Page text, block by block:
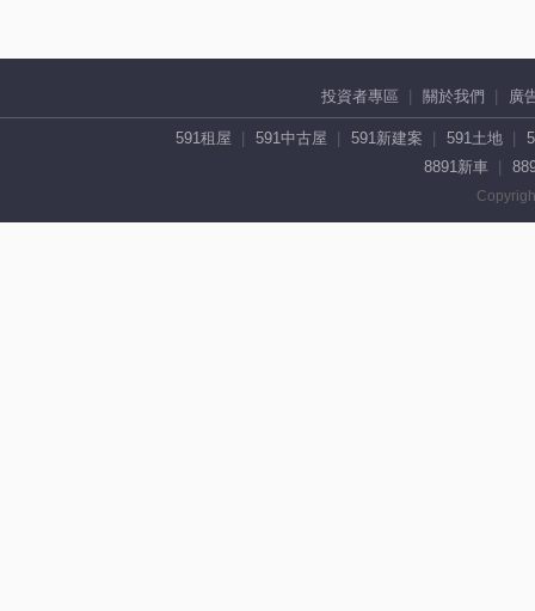
投資者專區 關於我們 廣
591租屋 591中古屋 591新建案 591土地
8891新車